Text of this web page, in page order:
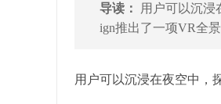
导读：
用户可以沉浸
ign推出了一项VR全
用户可以沉浸在夜空中，